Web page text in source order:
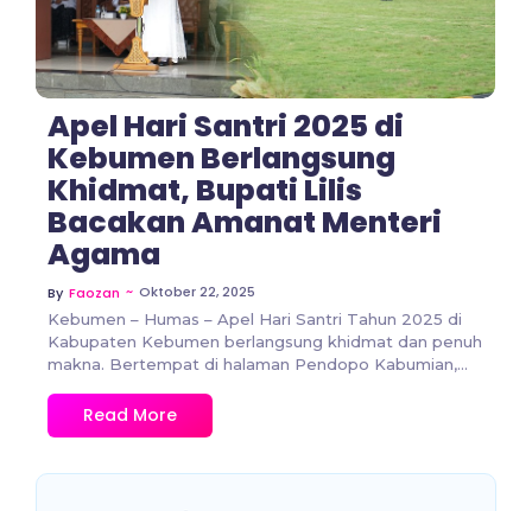
Apel Hari Santri 2025 di
Kebumen Berlangsung
Khidmat, Bupati Lilis
Bacakan Amanat Menteri
Agama
By Faozan ~ Oktober 22, 2025
Kebumen – Humas – Apel Hari Santri Tahun 2025 di
Kabupaten Kebumen berlangsung khidmat dan penuh
makna. Bertempat di halaman Pendopo Kabumian,...
Read More